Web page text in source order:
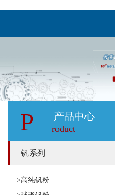
P 产品中心
roduct
钒系列
>高纯钒粉